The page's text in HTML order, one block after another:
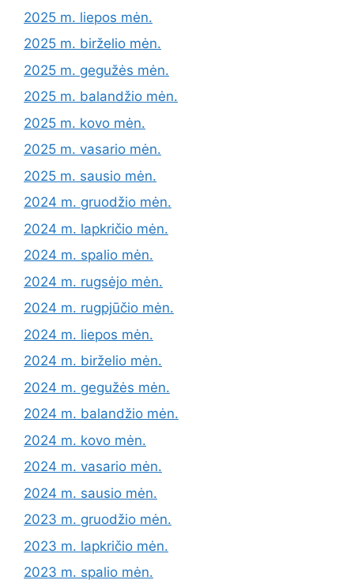
2025 m. liepos mėn.
2025 m. birželio mėn.
2025 m. gegužės mėn.
2025 m. balandžio mėn.
2025 m. kovo mėn.
2025 m. vasario mėn.
2025 m. sausio mėn.
2024 m. gruodžio mėn.
2024 m. lapkričio mėn.
2024 m. spalio mėn.
2024 m. rugsėjo mėn.
2024 m. rugpjūčio mėn.
2024 m. liepos mėn.
2024 m. birželio mėn.
2024 m. gegužės mėn.
2024 m. balandžio mėn.
2024 m. kovo mėn.
2024 m. vasario mėn.
2024 m. sausio mėn.
2023 m. gruodžio mėn.
2023 m. lapkričio mėn.
2023 m. spalio mėn.